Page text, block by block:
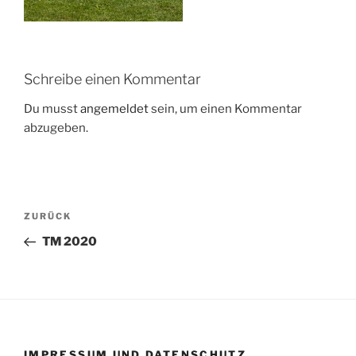
Schreibe einen Kommentar
Du musstangemeldetsein, um einen Kommentar
abzugeben.
Beitragsnavigation
Vorheriger
Beitrag
ZURÜCK
TM 2020